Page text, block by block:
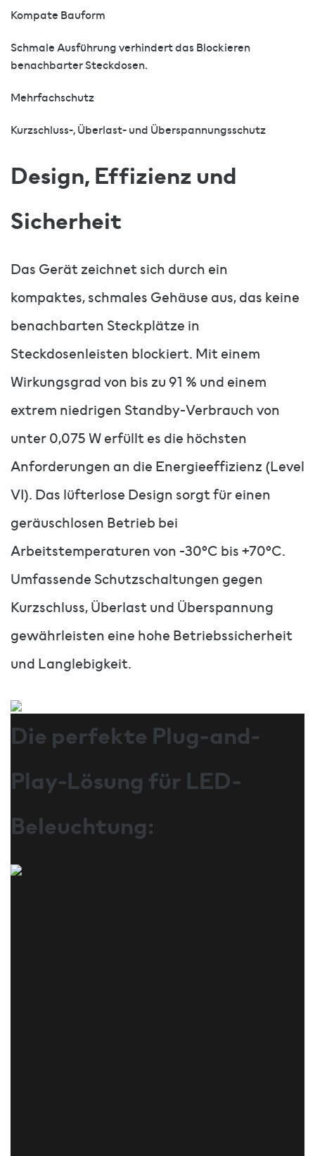
Kompate Bauform
Schmale Ausführung verhindert das Blockieren
benachbarter Steckdosen.
Mehrfachschutz
Kurzschluss-, Überlast- und Überspannungsschutz
Design, Effizienz und
Sicherheit
Das Gerät zeichnet sich durch ein
kompaktes, schmales Gehäuse aus, das keine
benachbarten Steckplätze in
Steckdosenleisten blockiert. Mit einem
Wirkungsgrad von bis zu 91 % und einem
extrem niedrigen Standby-Verbrauch von
unter 0,075 W erfüllt es die höchsten
Anforderungen an die Energieeffizienz (Level
VI). Das lüfterlose Design sorgt für einen
geräuschlosen Betrieb bei
Arbeitstemperaturen von -30°C bis +70°C.
Umfassende Schutzschaltungen gegen
Kurzschluss, Überlast und Überspannung
gewährleisten eine hohe Betriebssicherheit
und Langlebigkeit.
Die perfekte Plug-and-
Play-Lösung für LED-
Beleuchtung: